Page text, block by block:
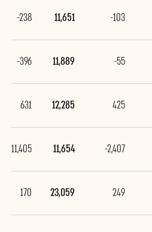
-103
11,651
-238
-55
11,889
-396
425
12,285
631
-2,407
11,654
-11,405
249
23,059
170